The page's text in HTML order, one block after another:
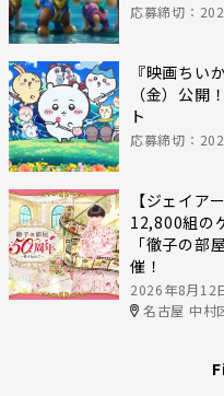
応募締切：
『映画ちい
（金）公開
ト
応募締切：
【ジェイア
12,800組の
「徹子の部
催！
2026年8月12
名古屋 中村